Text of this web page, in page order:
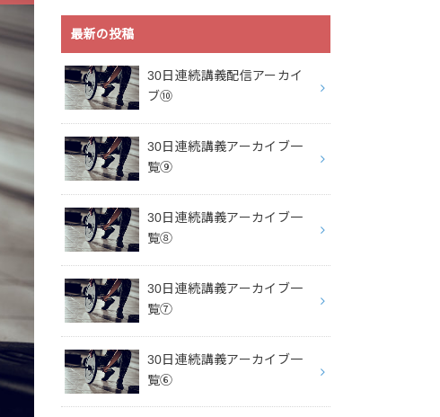
最新の投稿
30日連続講義配信アーカイ
ブ⑩
30日連続講義アーカイブ一
覧⑨
30日連続講義アーカイブ一
覧⑧
30日連続講義アーカイブ一
覧⑦
30日連続講義アーカイブ一
覧⑥